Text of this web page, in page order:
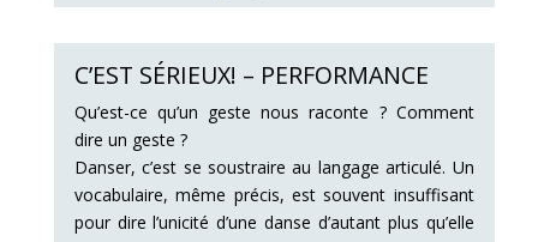
C’EST SÉRIEUX! – PERFORMANCE
Qu’est-ce qu’un geste nous raconte ? Comment
dire un geste ?
Danser, c’est se soustraire au langage articulé. Un
vocabulaire, même précis, est souvent insuffisant
pour dire l’unicité d’une danse d’autant plus qu’elle